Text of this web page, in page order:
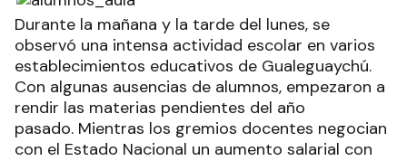
Durante la mañana y la tarde del lunes, se
observó una intensa actividad escolar en varios
establecimientos educativos de Gualeguaychú.
Con algunas ausencias de alumnos, empezaron a
rendir las materias pendientes del año
pasado. Mientras los gremios docentes negocian
con el Estado Nacional un aumento salarial con